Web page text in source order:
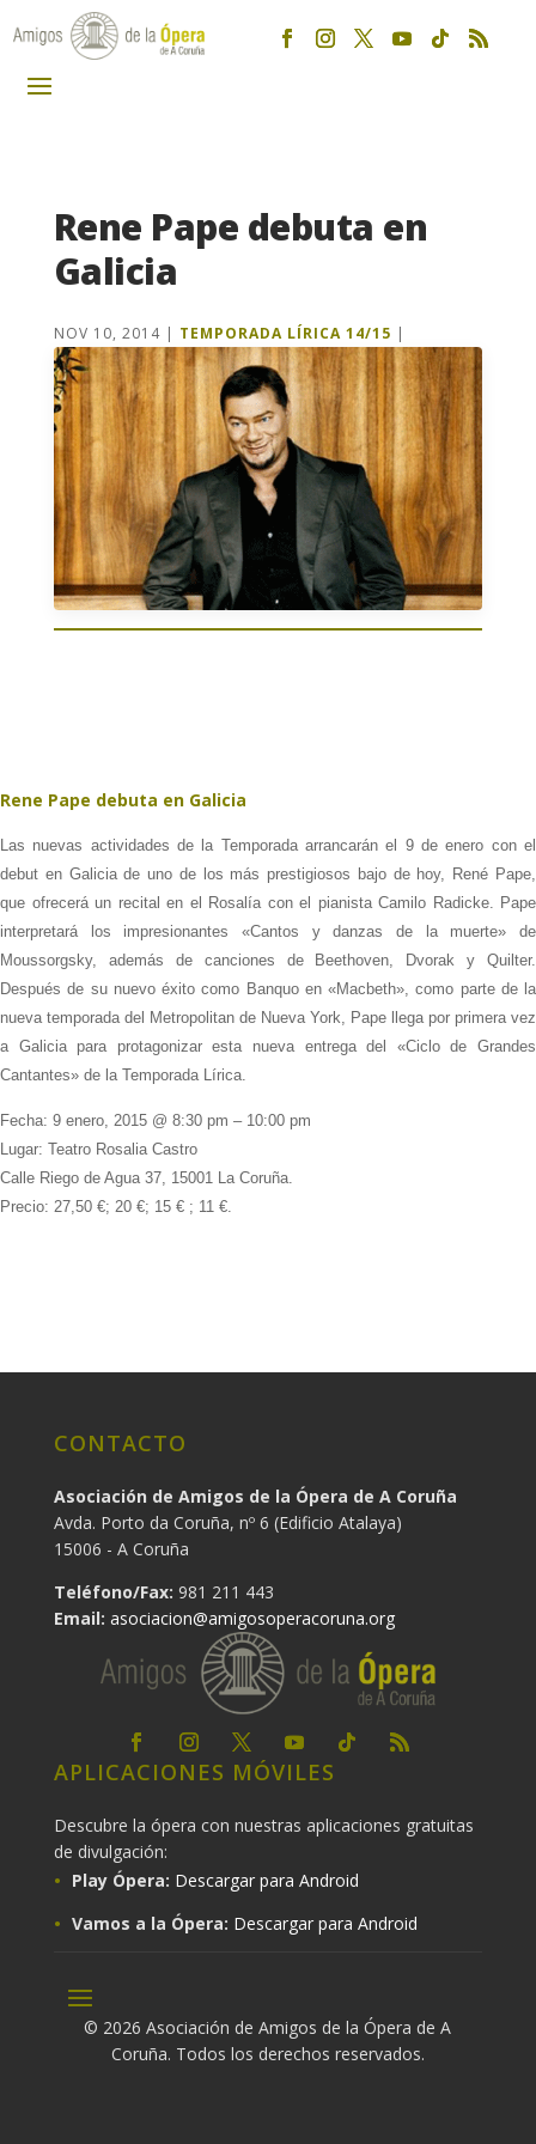
Rene Pape debuta en
Galicia
NOV 10, 2014| TEMPORADA LÍRICA 14/15 |
Rene Pape debuta en Galicia
Las nuevas actividades de la Temporada arrancarán el 9 de enero con el
debut en Galicia de uno de los más prestigiosos bajo de hoy, René Pape,
que ofrecerá un recital en el Rosalía con el pianista Camilo Radicke. Pape
interpretará los impresionantes «Cantos y danzas de la muerte» de
Moussorgsky, además de canciones de Beethoven, Dvorak y Quilter.
Después de su nuevo éxito como Banquo en «Macbeth», como parte de la
nueva temporada del Metropolitan de Nueva York, Pape llega por primera vez
a Galicia para protagonizar esta nueva entrega del «Ciclo de Grandes
Cantantes» de la Temporada Lírica.
Fecha: 9 enero, 2015 @ 8:30 pm – 10:00 pm
Lugar: Teatro Rosalia Castro
Calle Riego de Agua 37, 15001 La Coruña.
Precio: 27,50 €; 20 €; 15 € ; 11 €.
CONTACTO
Asociación de Amigos de la Ópera de A Coruña
Avda. Porto da Coruña, nº 6 (Edificio Atalaya)
15006 - A Coruña
Teléfono/Fax: 981 211 443
Email: asociacion@amigosoperacoruna.org
APLICACIONES MÓVILES
Descubre la ópera con nuestras aplicaciones gratuitas
de divulgación:
Play Ópera: Descargar para Android
Vamos a la Ópera: Descargar para Android
© 2026 Asociación de Amigos de la Ópera de A
Coruña. Todos los derechos reservados.